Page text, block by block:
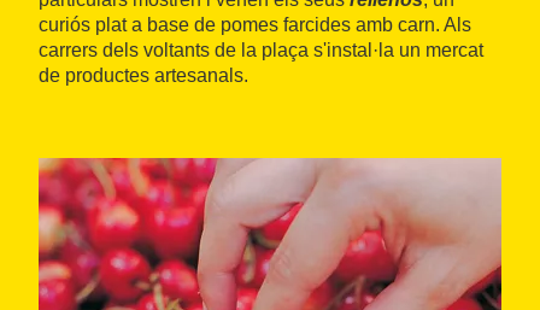
curiós plat a base de pomes farcides amb carn. Als
carrers dels voltants de la plaça s'instal·la un mercat
de productes artesanals.